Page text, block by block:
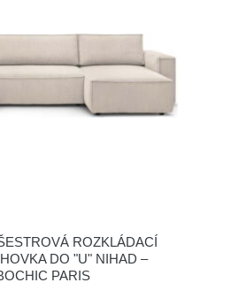
ROZKLÁDACÍ
DO "U" NIHAD –
PARIS